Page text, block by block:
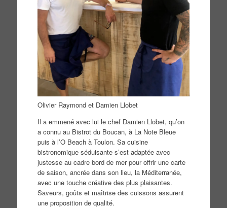
Olivier Raymond et Damien Llobet
Il a emmené avec lui le chef Damien Llobet, qu’on
a connu au Bistrot du Boucan, à La Note Bleue
puis à l’O Beach à Toulon. Sa cuisine
bistronomique séduisante s’est adaptée avec
justesse au cadre bord de mer pour offrir une carte
de saison, ancrée dans son lieu, la Méditerranée,
avec une touche créative des plus plaisantes.
Saveurs, goûts et maîtrise des cuissons assurent
une proposition de qualité.